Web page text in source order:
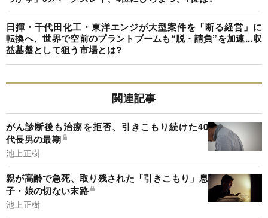
日揮・千代田化工・東洋エンジが大型案件を「断る経営」に
転換へ、世界で空前のプラントブームも“脱・請負”を加速...収
益基盤として狙う市場とは?
関連記事
がん診断後も治療を拒否、引きこもり続けた40
代長男の最期
池上正樹
親が高齢で急死、取り残された「引きこもり」息
子・娘の切ない末路
池上正樹